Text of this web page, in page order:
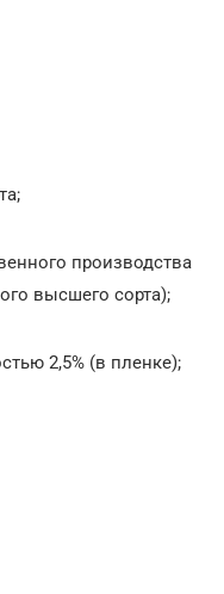
производства
высшего сорта);
2,5% (в пленке);